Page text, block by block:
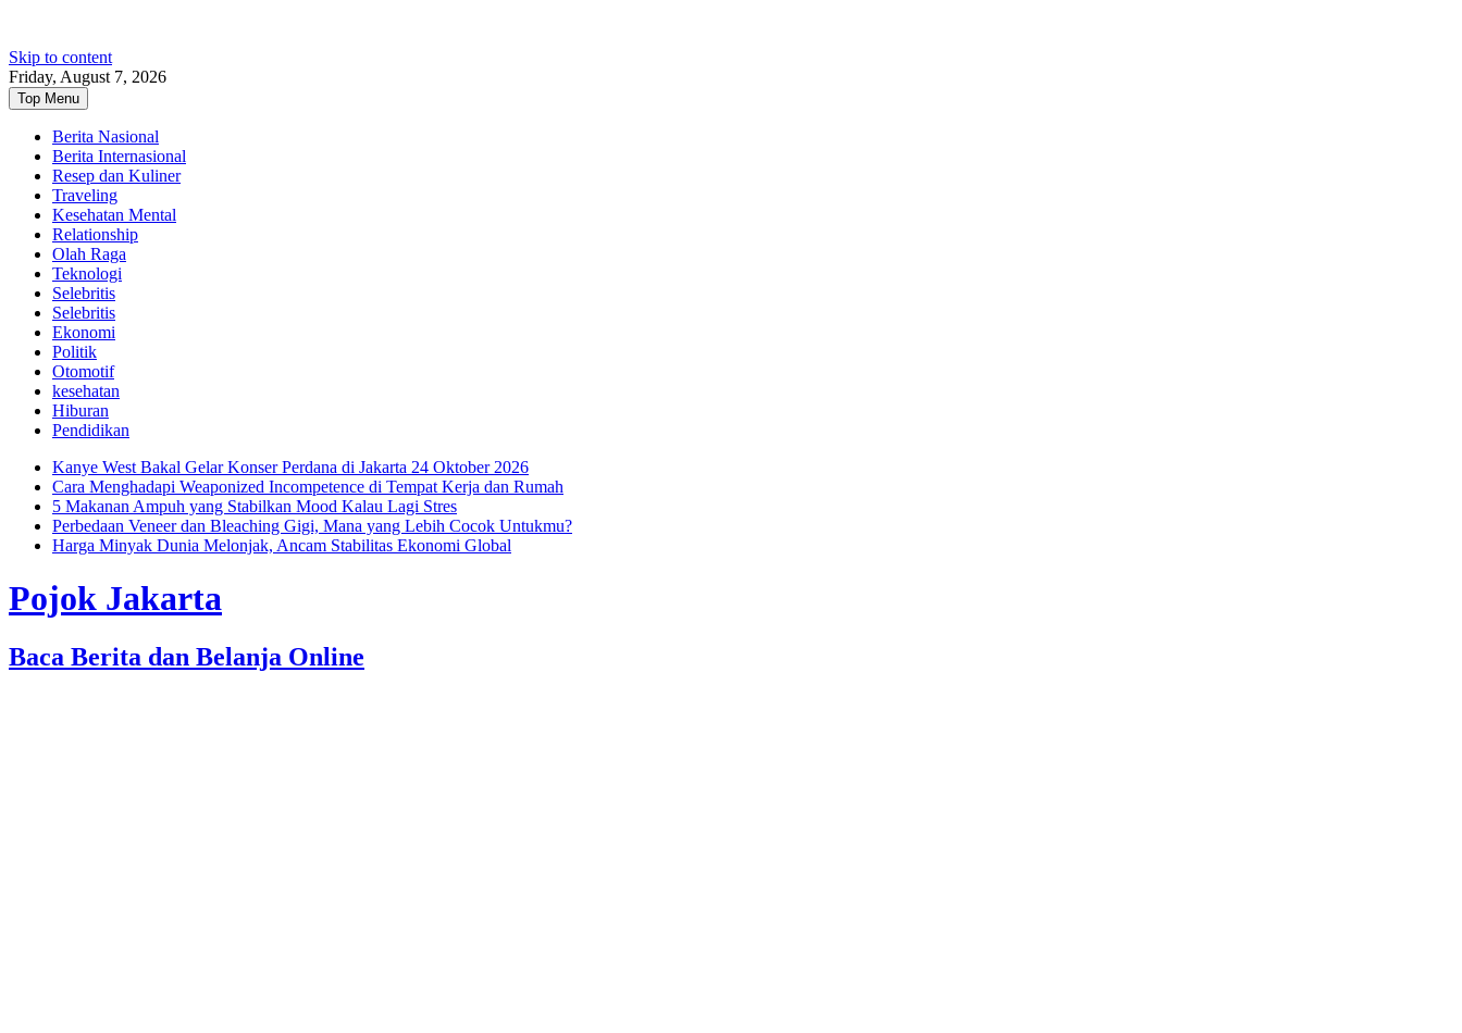
Skip to content
Friday, August 7, 2026
Top Menu
Berita Nasional
Berita Internasional
Resep dan Kuliner
Traveling
Kesehatan Mental
Relationship
Olah Raga
Teknologi
Selebritis
Selebritis
Ekonomi
Politik
Otomotif
kesehatan
Hiburan
Pendidikan
Kanye West Bakal Gelar Konser Perdana di Jakarta 24 Oktober 2026
Cara Menghadapi Weaponized Incompetence di Tempat Kerja dan Rumah
5 Makanan Ampuh yang Stabilkan Mood Kalau Lagi Stres
Perbedaan Veneer dan Bleaching Gigi, Mana yang Lebih Cocok Untukmu?
Harga Minyak Dunia Melonjak, Ancam Stabilitas Ekonomi Global
Pojok Jakarta
Baca Berita dan Belanja Online